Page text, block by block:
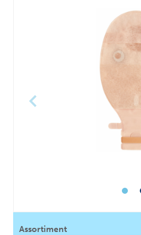
‹
Assortiment
Confidence Natural
* wilt u ook nog een
product aanvragen, geef dit
het opmerkingenveld.
Hoe bent u bij ons
Achternaam *